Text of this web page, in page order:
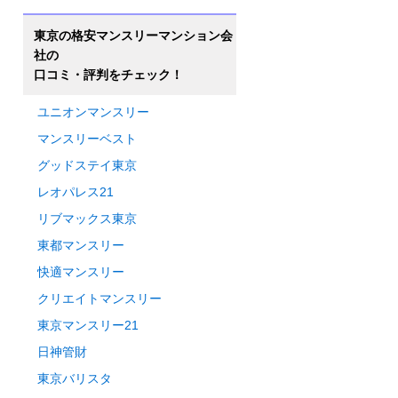
東京の格安マンスリーマンション会
社の
口コミ・評判をチェック！
ユニオンマンスリー
マンスリーベスト
グッドステイ東京
レオパレス21
リブマックス東京
東都マンスリー
快適マンスリー
クリエイトマンスリー
東京マンスリー21
日神管財
東京バリスタ